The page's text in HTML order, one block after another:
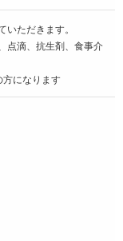
ただきます。
点滴、抗生剤、食事介
方になります